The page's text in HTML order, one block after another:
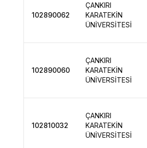
102890062
ÇANKIRI
KARATEKİN
ÜNİVERSİTESİ
102890060
ÇANKIRI
KARATEKİN
ÜNİVERSİTESİ
102810032
ÇANKIRI
KARATEKİN
ÜNİVERSİTESİ